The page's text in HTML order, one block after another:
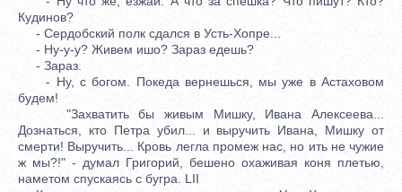
Кудинов?
- Сердобский полк сдался в Усть-Хопре...
- Ну-у-у? Живем ишо? Зараз едешь?
- Зараз.
- Ну, с богом. Покеда вернешься, мы уже в Астаховом
будем!
"Захватить бы живым Мишку, Ивана Алексеева...
Дознаться, кто Петра убил... и выручить Ивана, Мишку от
смерти! Выручить... Кровь легла промеж нас, но ить не чужие
ж мы?!" - думал Григорий, бешено охаживая коня плетью,
наметом спускаясь с бугра. LII